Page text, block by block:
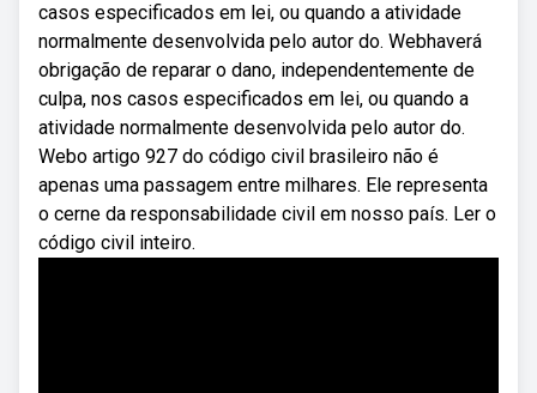
casos especificados em lei, ou quando a atividade
normalmente desenvolvida pelo autor do. Webhaverá
obrigação de reparar o dano, independentemente de
culpa, nos casos especificados em lei, ou quando a
atividade normalmente desenvolvida pelo autor do.
Webo artigo 927 do código civil brasileiro não é
apenas uma passagem entre milhares. Ele representa
o cerne da responsabilidade civil em nosso país. Ler o
código civil inteiro.